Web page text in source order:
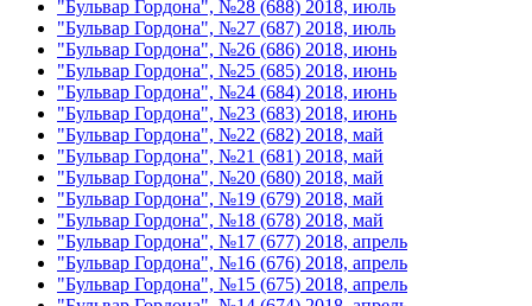
"Бульвар Гордона", №28 (688) 2018, июль
"Бульвар Гордона", №27 (687) 2018, июль
"Бульвар Гордона", №26 (686) 2018, июнь
"Бульвар Гордона", №25 (685) 2018, июнь
"Бульвар Гордона", №24 (684) 2018, июнь
"Бульвар Гордона", №23 (683) 2018, июнь
"Бульвар Гордона", №22 (682) 2018, май
"Бульвар Гордона", №21 (681) 2018, май
"Бульвар Гордона", №20 (680) 2018, май
"Бульвар Гордона", №19 (679) 2018, май
"Бульвар Гордона", №18 (678) 2018, май
"Бульвар Гордона", №17 (677) 2018, апрель
"Бульвар Гордона", №16 (676) 2018, апрель
"Бульвар Гордона", №15 (675) 2018, апрель